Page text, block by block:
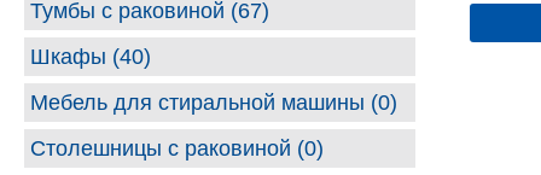
Тумбы с раковиной (67)
Шкафы (40)
Мебель для стиральной машины (0)
Столешницы с раковиной (0)